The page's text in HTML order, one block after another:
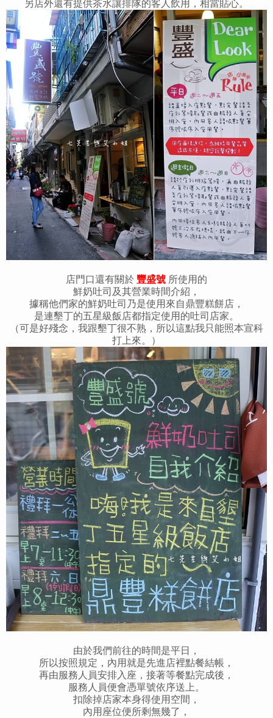
另店外還有提供茶水讓排隊的客人飲用，相當貼心。
店門口還有關於 豐盛號 所使用的
鮮奶吐司及其營業時間介紹，
據稱他們家的鮮奶吐司乃是使用來自鼎豐糕餅店，
是連墾丁的五星級飯店都指定使用的吐司店家。
（可是好殘念，我跟墾丁很不熟，所以這點我只能照本宣科
打上來。）
由於我們前往的時間是平日，
所以按照規定，內用就是先進店裡點餐結帳，
再由服務人員安排入座，接著等餐點完成後，
服務人員便會憑單號依序送上。
扣除掉店家本身得使用空間，
內用座位便所剩無幾了，